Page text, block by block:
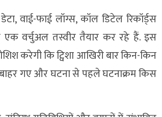
वाई-फाई लॉग्स, कॉल डिटेल रिकॉर्ड्स
वर्चुअल तस्वीर तैयार कर रहे हैं. इस
करेगी कि ट्विशा आखिरी बार किन-किन
गए और घटना से पहले घटनाक्रम किस